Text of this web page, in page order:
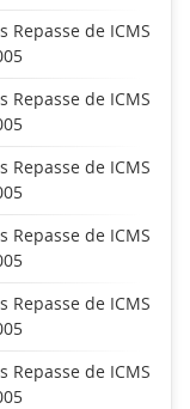
de ICMS
de ICMS
de ICMS
de ICMS
de ICMS
de ICMS